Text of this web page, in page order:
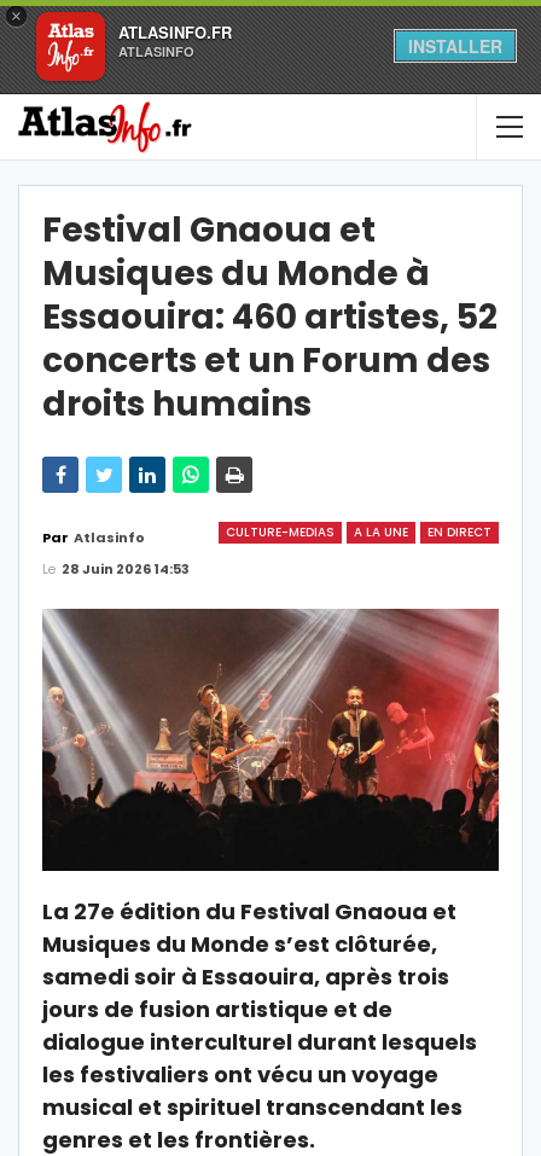
×
ATLASINFO.FR
ATLASINFO INSTALLER
Festival Gnaoua et
Musiques du Monde à
Essaouira: 460 artistes, 52
concerts et un Forum des
droits humains
CULTURE-MEDIAS A LA UNE EN DIRECT
Par Atlasinfo
Le 28 Juin 2026 14:53
La 27e édition du Festival Gnaoua et
Musiques du Monde s’est clôturée,
samedi soir à Essaouira, après trois
jours de fusion artistique et de
dialogue interculturel durant lesquels
les festivaliers ont vécu un voyage
musical et spirituel transcendant les
genres et les frontières.